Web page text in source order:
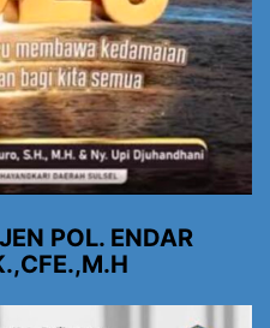
POL. ENDAR